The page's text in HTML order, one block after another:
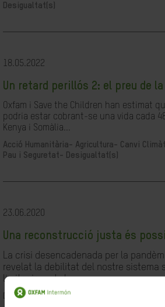
Desigualtat(s)
18.05.2022
Un retard perillós 2: el preu de
Oxfam i Save the Children han estimat
podria estar cobrant-se una vida cada
Kenya i Somàlia...
Acció Humanitària- Agricultura- Canvi
Pau i Seguretat-
Desigualtat(s)
23.06.2020
Una reconstrucció justa és
La crisi desencadenada per la
revelat la debilitat del nostre sistema
limitacions de les...
Desigualtat(s)